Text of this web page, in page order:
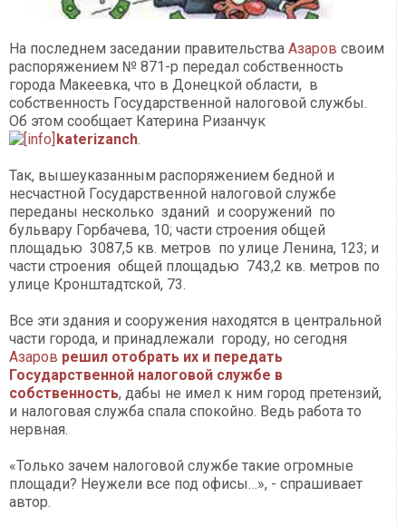
На последнем заседании правительства Азаров своим
распоряжением № 871-р передал собственность
города Макеевка, что в Донецкой области, в
собственность Государственной налоговой службы.
Об этом сообщает Катерина Ризанчук
katerizanch.
Так, вышеуказанным распоряжением бедной и
несчастной Государственной налоговой службе
переданы несколько зданий и сооружений по
бульвару Горбачева, 10; части строения общей
площадью 3087,5 кв. метров по улице Ленина, 123; и
части строения общей площадью 743,2 кв. метров по
улице Кронштадтской, 73.
Все эти здания и сооружения находятся в центральной
части города, и принадлежали городу, но сегодня
Азаров решил отобрать их и передать
Государственной налоговой службе в
собственность, дабы не имел к ним город претензий,
и налоговая служба спала спокойно. Ведь работа то
нервная.
«Только зачем налоговой службе такие огромные
площади? Неужели все под офисы…», - спрашивает
автор.